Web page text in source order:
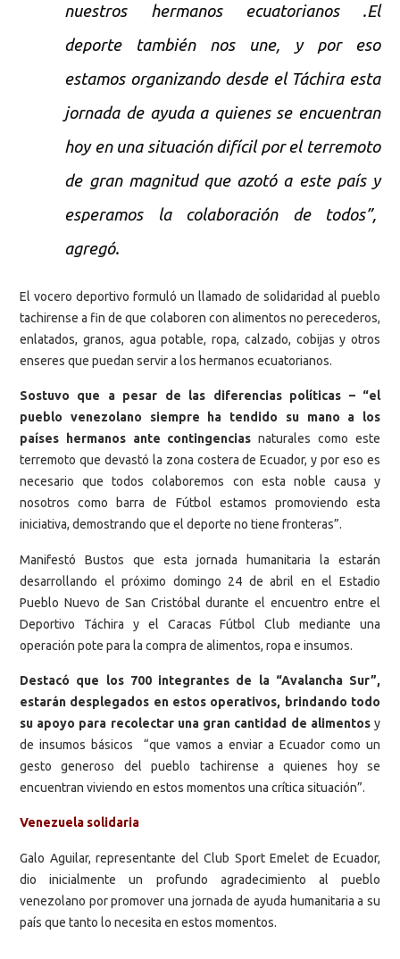
nuestros hermanos ecuatorianos .El
deporte también nos une, y por eso
estamos organizando desde el Táchira esta
jornada de ayuda a quienes se encuentran
hoy en una situación difícil por el terremoto
de gran magnitud que azotó a este país y
esperamos la colaboración de todos”,
agregó.
El vocero deportivo formuló un llamado de solidaridad al pueblo
tachirense a fin de que colaboren con alimentos no perecederos,
enlatados, granos, agua potable, ropa, calzado, cobijas y otros
enseres que puedan servir a los hermanos ecuatorianos.
Sostuvo que a pesar de las diferencias políticas – “el
pueblo venezolano siempre ha tendido su mano a los
países hermanos ante contingencias naturales como este
terremoto que devastó la zona costera de Ecuador, y por eso es
necesario que todos colaboremos con esta noble causa y
nosotros como barra de Fútbol estamos promoviendo esta
iniciativa, demostrando que el deporte no tiene fronteras”.
Manifestó Bustos que esta jornada humanitaria la estarán
desarrollando el próximo domingo 24 de abril en el Estadio
Pueblo Nuevo de San Cristóbal durante el encuentro entre el
Deportivo Táchira y el Caracas Fútbol Club mediante una
operación pote para la compra de alimentos, ropa e insumos.
Destacó que los 700 integrantes de la “Avalancha Sur”,
estarán desplegados en estos operativos, brindando todo
su apoyo para recolectar una gran cantidad de alimentosy
de insumos básicos “que vamos a enviar a Ecuador como un
gesto generoso del pueblo tachirense a quienes hoy se
encuentran viviendo en estos momentos una crítica situación”.
Venezuela solidaria
Galo Aguilar, representante del Club Sport Emelet de Ecuador,
dio inicialmente un profundo agradecimiento al pueblo
venezolano por promover una jornada de ayuda humanitaria a su
país que tanto lo necesita en estos momentos.